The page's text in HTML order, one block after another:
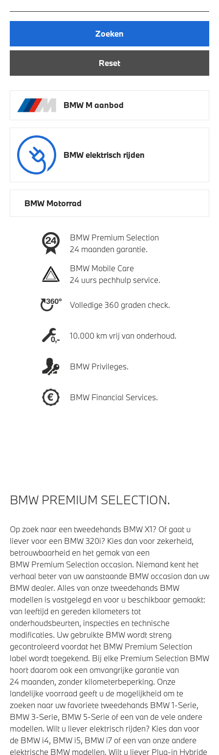
Reset
Zoeken
BMW M aanbod
BMW elektrisch rijden
BMW Motorrad
BMW Premium Selection
24 maanden garantie.
BMW Mobile Care
24 uurs pechhulp service.
Volledige 360 graden check.
10.000 km vrij van onderhoud.
BMW Privileges.
BMW Financial Services.
BMW PREMIUM SELECTION.
Op zoek naar een tweedehands BMW X1? Of gaat u
liever voor een BMW 320i? Kies dan voor zekerheid,
betrouwbaarheid en het gemak van een
BMW Premium Selection occasion. Niemand kent het
verhaal beter van uw aanstaande BMW occasion dan uw
BMW dealer. Alles van onze tweedehands BMW
modellen is vastgelegd en voor u beschikbaar gemaakt:
van leeftijd en gereden kilometers tot
onderhoudsbeurten, inspecties en technische
modificaties. Uw gebruikte BMW wordt streng
gecontroleerd voordat het BMW Premium Selection
label wordt toegekend. Bij elke Premium Selection BMW
hoort daarom ook een omvangrijke garantie van
24 maanden, zonder kilometerbeperking. Onze
landelijke voorraad geeft u de mogelijkheid om te
zoeken naar uw favoriete tweedehands BMW 1-Serie,
BMW 3-Serie, BMW 5-Serie of een van de vele andere
modellen. Wilt u liever elektrisch rijden? Kies dan voor
de BMW i4, BMW i5, BMW i7 of een van onze andere
elektrische BMW modellen. Wilt u liever Plug-in Hybride